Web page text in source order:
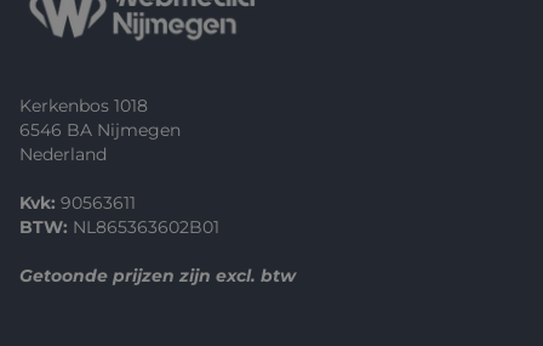
Kerkenbos 1018
6546 BA Nijmegen
Nederland
Kvk: 90563611
BTW: NL865363602B01
Getoonde prijzen zijn excl. btw